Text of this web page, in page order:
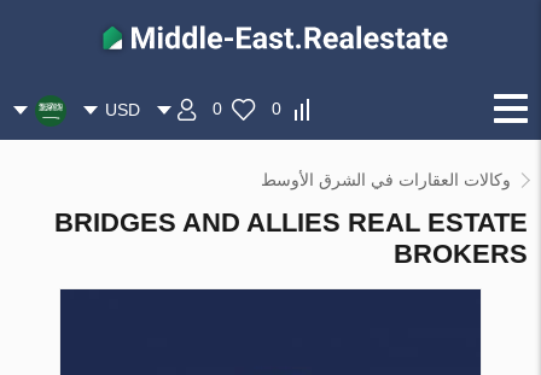
0
0
USD
وكالات العقارات في الشرق الأوسط
BRIDGES AND ALLIES REAL ESTATE
BROKERS